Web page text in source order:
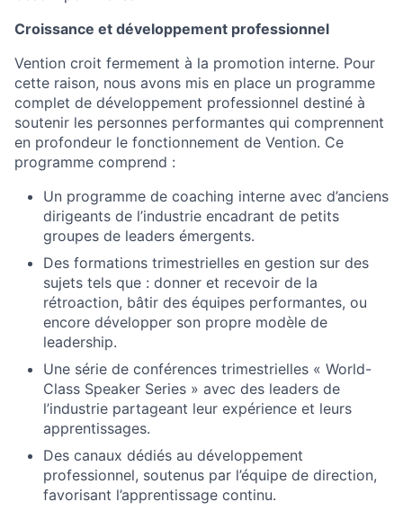
Croissance et développement professionnel
Vention croit fermement à la promotion interne. Pour
cette raison, nous avons mis en place un programme
complet de développement professionnel destiné à
soutenir les personnes performantes qui comprennent
en profondeur le fonctionnement de Vention. Ce
programme comprend :
Un programme de coaching interne avec d’anciens
dirigeants de l’industrie encadrant de petits
groupes de leaders émergents.
Des formations trimestrielles en gestion sur des
sujets tels que : donner et recevoir de la
rétroaction, bâtir des équipes performantes, ou
encore développer son propre modèle de
leadership.
Une série de conférences trimestrielles « World-
Class Speaker Series » avec des leaders de
l’industrie partageant leur expérience et leurs
apprentissages.
Des canaux dédiés au développement
professionnel, soutenus par l’équipe de direction,
favorisant l’apprentissage continu.